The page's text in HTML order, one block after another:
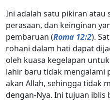
Ini adalah satu pikiran atau
perasaan, dan keinginan
pembaruan (Roma 12:2).
rohani dalam hati dapat
oleh kuasa kegelapan
lahir baru tidak mengalami
akan Allah, sehingga tidak
dengan-Nya. Ini tujuan iblis